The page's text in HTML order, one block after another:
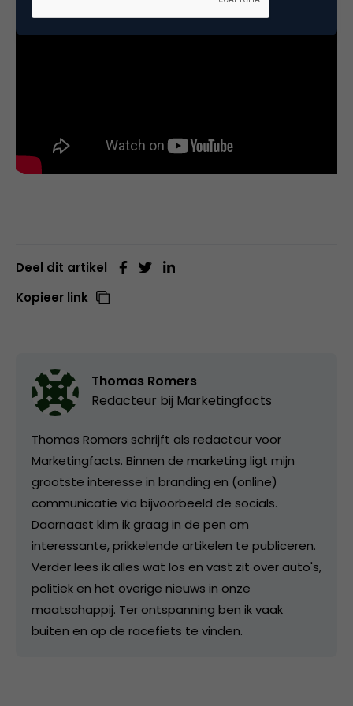
Deel dit artikel
Kopieer link
Thomas Romers
Redacteur bij Marketingfacts
Thomas Romers schrijft als redacteur voor
Marketingfacts. Binnen de marketing ligt mijn
grootste interesse in branding en (online)
communicatie via bijvoorbeeld de socials.
Daarnaast klim ik graag in de pen om
interessante, prikkelende artikelen te publiceren.
Verder lees ik alles wat los en vast zit over auto's,
politiek en het overige nieuws in onze
maatschappij. Ter ontspanning ben ik vaak
buiten en op de racefiets te vinden.